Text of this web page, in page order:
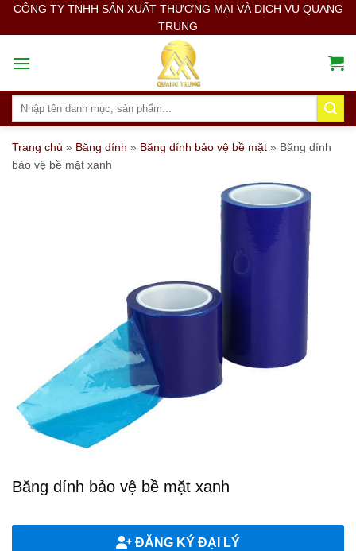
SkipCÔNG TY TNHH SẢN XUẤT THƯƠNG MẠI VÀ DỊCH VỤ QUANG
TRUNG
Search
Trang chủ » Băng dính » Băng dính bảo vệ bề mặt » Băng dính
bảo vệ bề mặt xanh
Băng dính bảo vệ bề mặt xanh
ĐĂNG KÝ ĐẠI LÝ